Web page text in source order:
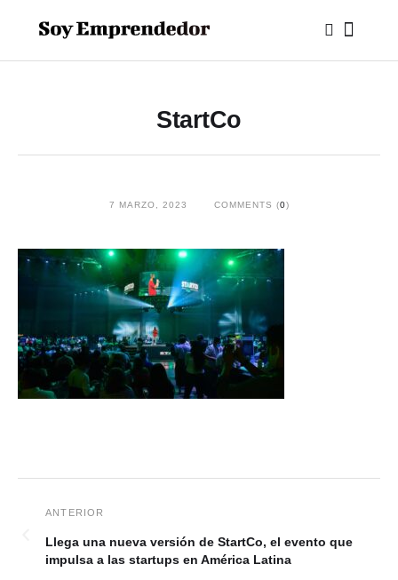
StartCo
7 MARZO, 2023 COMMENTS (0)
Llega una nueva versión de StartCo, el evento que
impulsa a las startups en América Latina